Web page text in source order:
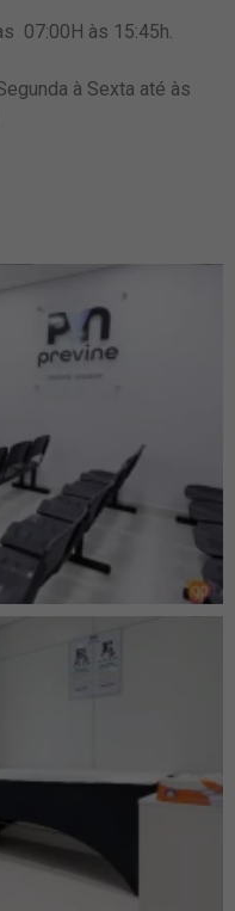
07:00H às 15:45h.
à Sexta até às